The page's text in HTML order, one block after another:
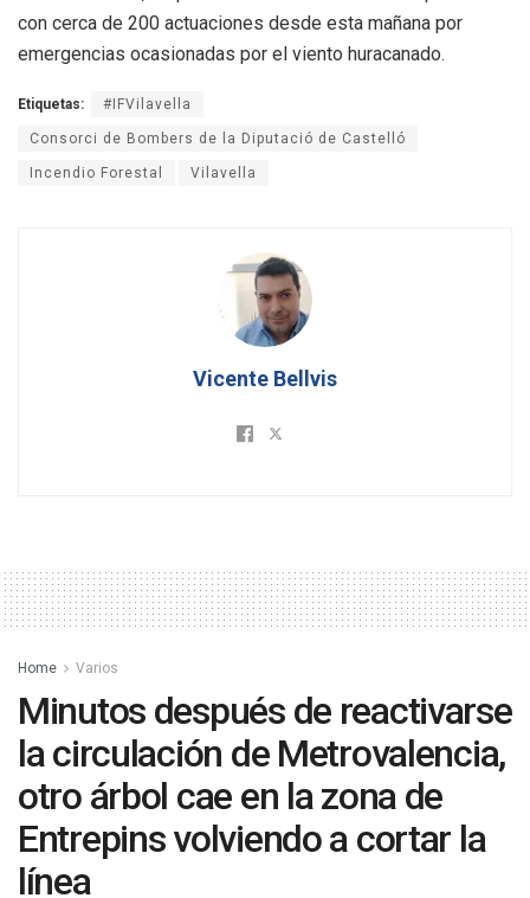
con cerca de 200 actuaciones desde esta mañana por
emergencias ocasionadas por el viento huracanado.
Etiquetas: #IFVilavella
Consorci de Bombers de la Diputació de Castelló
Incendio Forestal Vilavella
Vicente Bellvis
Home Varios
Minutos después de reactivarse
la circulación de Metrovalencia,
otro árbol cae en la zona de
Entrepins volviendo a cortar la
línea